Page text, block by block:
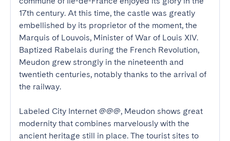
17th century. At this time, the castle was greatly
embellished by its proprietor of the moment, the
Marquis of Louvois, Minister of War of Louis XIV.
Baptized Rabelais during the French Revolution,
Meudon grew strongly in the nineteenth and
twentieth centuries, notably thanks to the arrival of
the railway.
Labeled City Internet @@@, Meudon shows great
modernity that combines marvelously with the
ancient heritage still in place. The tourist sites to